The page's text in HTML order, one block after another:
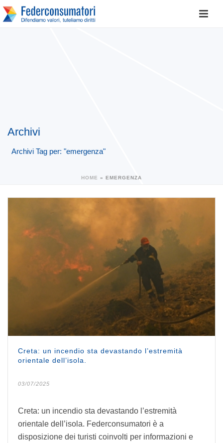
Archivi
Archivi Tag per: "emergenza"
HOME » EMERGENZA
Creta: un incendio sta devastando l’estremità
orientale dell’isola.
03/07/2025
Creta: un incendio sta devastando l’estremità
orientale dell’isola. Federconsumatori è a
disposizione dei turisti coinvolti per informazioni e